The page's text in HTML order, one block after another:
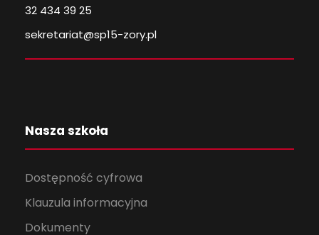
32 434 39 25
sekretariat@sp15-zory.pl
Nasza szkoła
Dostępność cyfrowa
Klauzula informacyjna
Dokumenty